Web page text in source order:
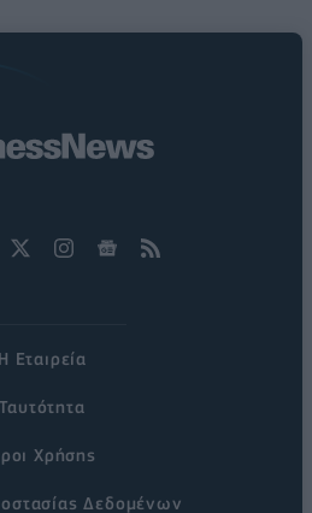
Η Εταιρεία
Ταυτότητα
Χρήσης
Δεδομένων